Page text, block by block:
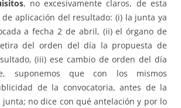
, no excesivamente claros, de esta
aplicación del resultado: (i) la junta ya
a fecha 2 de abril, (ii) el órgano de
del orden del día la propuesta de
(iii) ese cambio de orden del día
suponemos que con los mismos
de la convocatoria, antes de la
no dice con qué antelación y por lo